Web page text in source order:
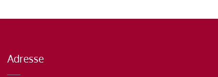
Adresse